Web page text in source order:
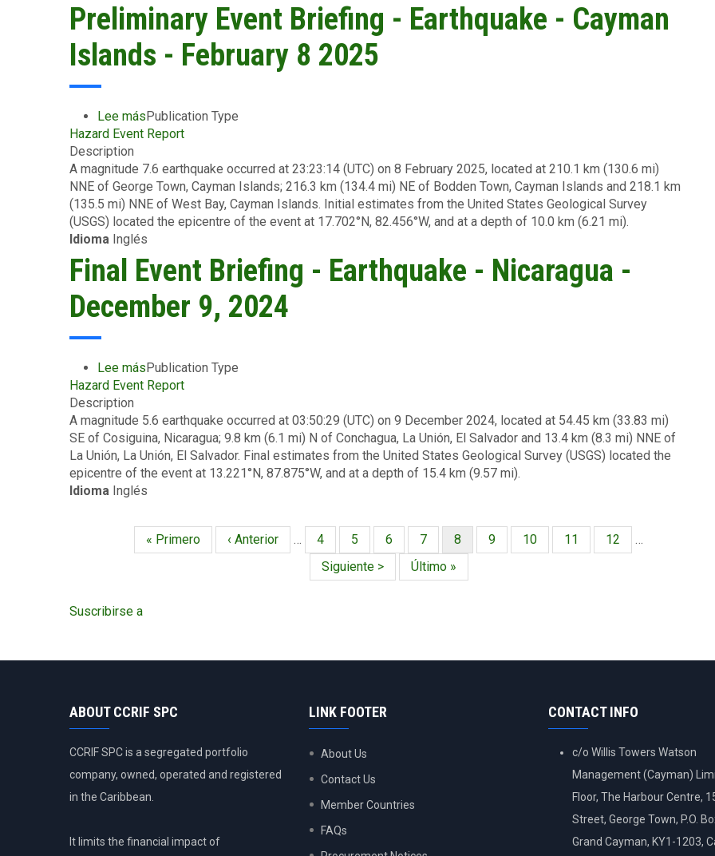
CCRIF
Supports
Next
Farmers
and
Provides
US$25,000
to
Papine
High
Jamaica
Establishing
Preliminary Event Briefing - Earthquake - Cayman
Islands - February 8 2025
Lee mássobre
Preliminary
Briefing
-
Earthquake
-
Cayman
Islands
-
February
8
Publication Type
Hazard Event Report
Description
A magnitude 7.6 earthquake occurred at 23:23:14 (UTC) on 8 February 2025, located at 210.1 km (130.6 mi)
NNE of George Town, Cayman Islands; 216.3 km (134.4 mi) NE of Bodden Town, Cayman Islands and 218.1 km
(135.5 mi) NNE of West Bay, Cayman Islands. Initial estimates from the United States Geological Survey
(USGS) located the epicentre of the event at 17.702°N, 82.456°W, and at a depth of 10.0 km (6.21 mi).
Idioma Inglés
Final Event Briefing - Earthquake - Nicaragua -
December 9, 2024
Lee mássobre
Final
Briefing
-
Earthquake
-
Nicaragua
December
9,
Publication Type
Hazard Event Report
Description
A magnitude 5.6 earthquake occurred at 03:50:29 (UTC) on 9 December 2024, located at 54.45 km (33.83 mi)
SE of Cosiguina, Nicaragua; 9.8 km (6.1 mi) N of Conchagua, La Unión, El Salvador and 13.4 km (8.3 mi) NNE of
La Unión, La Unión, El Salvador. Final estimates from the United States Geological Survey (USGS) located the
epicentre of the event at 13.221°N, 87.875°W, and at a depth of 15.4 km (9.57 mi).
Idioma Inglés
Primera
página
« Primero
Página
anterior
‹ Anterior … Página
4 Página
5 Página
6 Página
7
Página
actual
8 Página
9 Página
10 Página
11 Página
12
…
Siguiente
página
Siguiente >
Última
página
Último »
Suscribirse a
ABOUT CCRIF SPC
CCRIF SPC is a segregated portfolio
company, owned, operated and registered
in the Caribbean.
It limits the financial impact of
LINK FOOTER
About Us
Contact Us
Member Countries
FAQs
CONTACT INFO
c/o Willis Towers Watson
Management (Cayman)
Floor, The Harbour Centre,
Street, George Town, P.O.
Grand Cayman, KY1-1203,